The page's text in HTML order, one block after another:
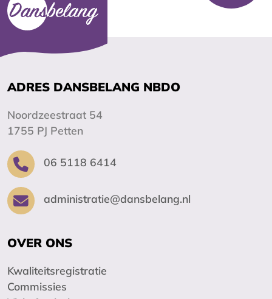
ADRES DANSBELANG NBDO
Noordzeestraat 54
1755 PJ Petten
06 5118 6414
administratie@dansbelang.nl
OVER ONS
Kwaliteitsregistratie
Commissies